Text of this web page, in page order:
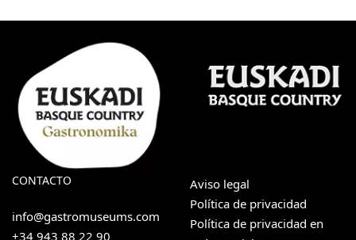
CONTACTO
info@gastromuseums.com
+34 943 88 22 90
Aviso legal
Política de privacidad
Política de privacidad en